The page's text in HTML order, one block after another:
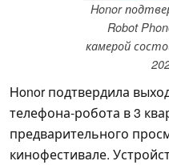
Honor
Robot
камерой
Honor подтвердила
телефона-робота в 3
предварительного
кинофестивале.